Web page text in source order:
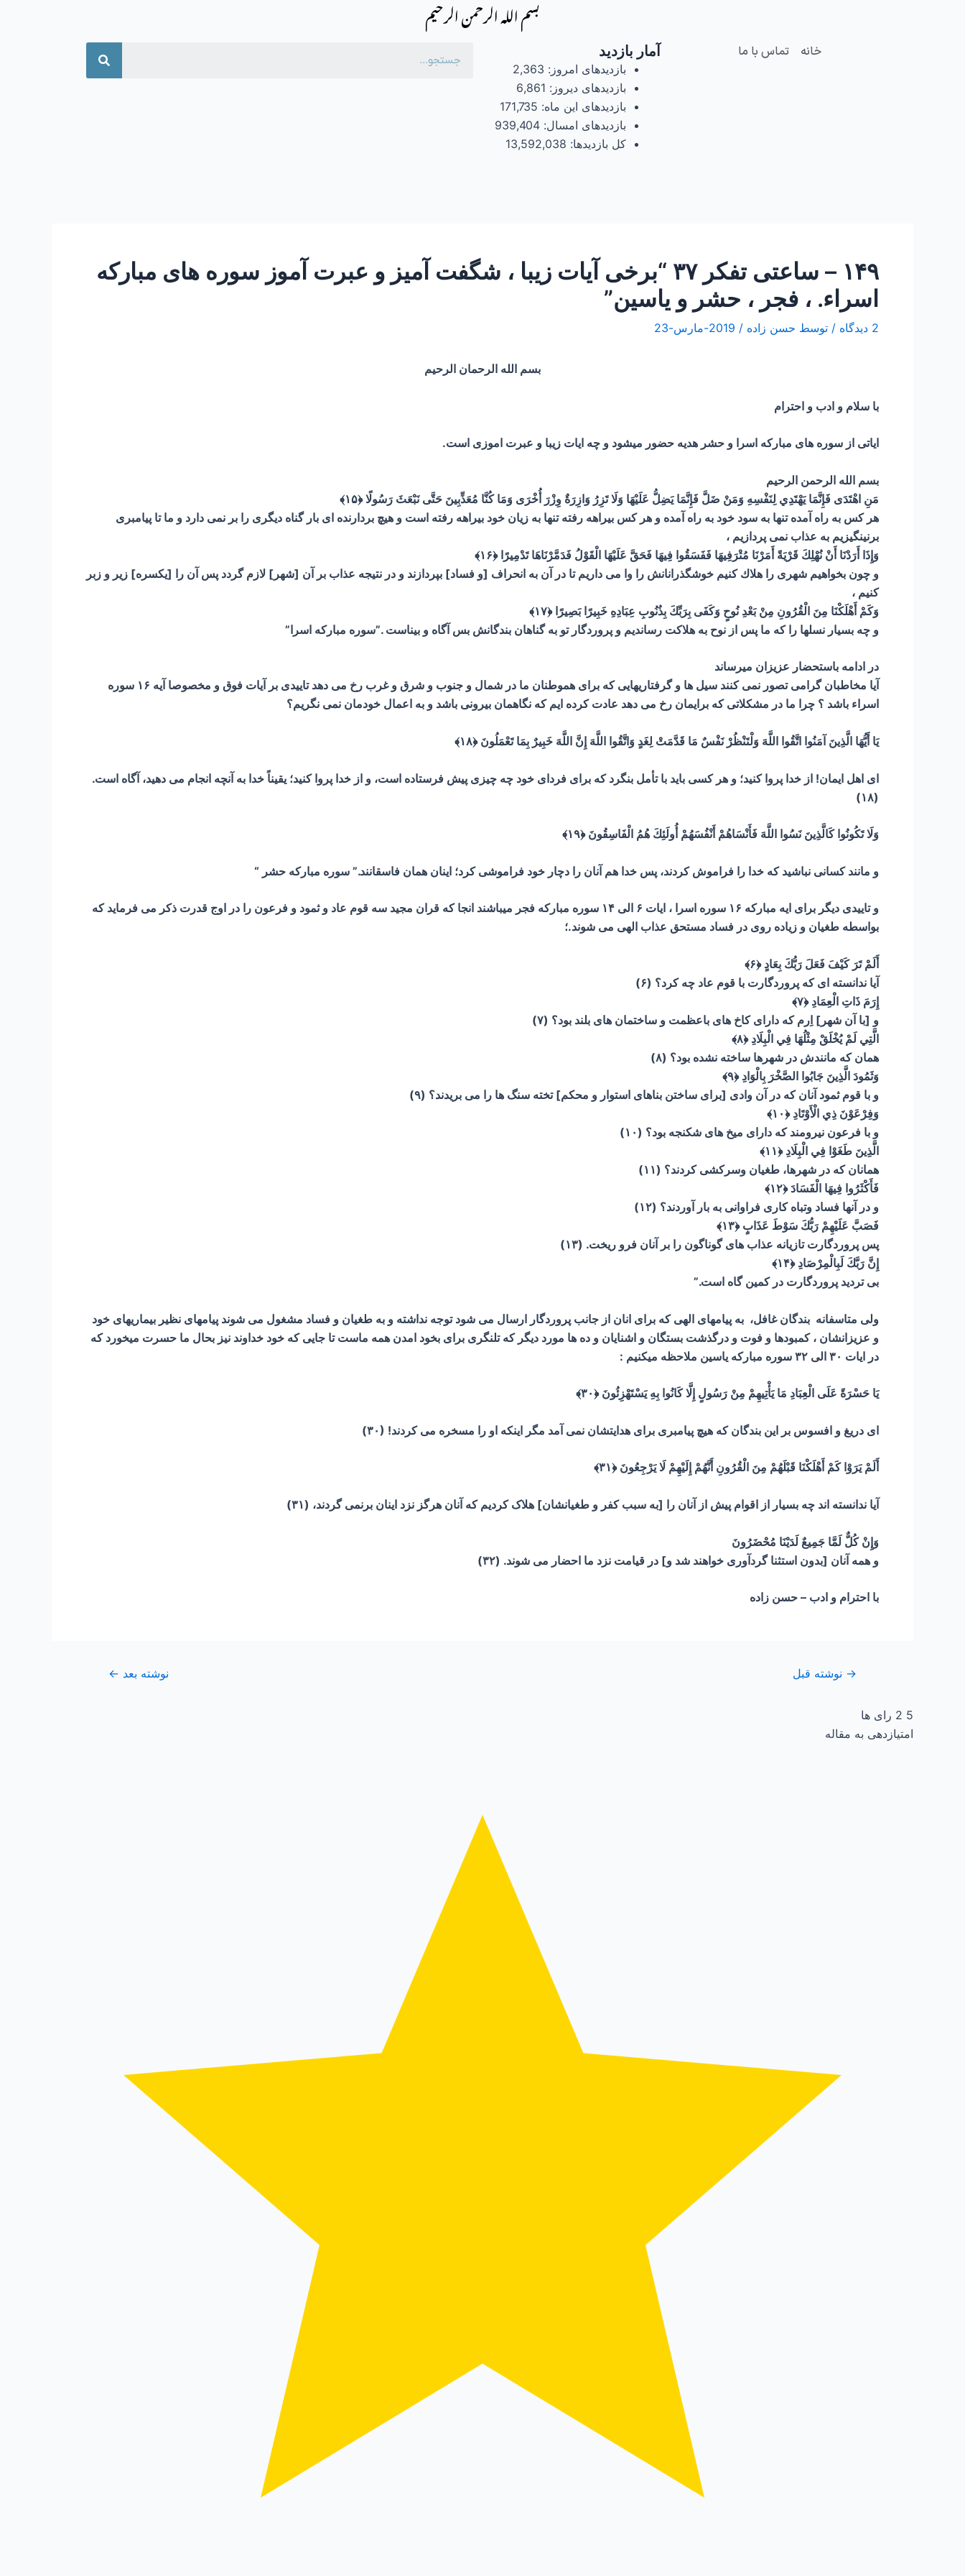
بسم الله الرحمن الرحیم
خانه تماس با ما آمار بازدید
بازدیدهای امروز: 2,363
بازدیدهای دیروز: 6,861
بازدیدهای این ماه: 171,735
بازدیدهای امسال:939,404
کل بازدیدها: 13,592,038
جستجو
۱۴۹ – ساعتی تفکر ۳۷ “برخی آیات زیبا ، شگفت آمیز و عبرت آموز سوره های مبارکه
اسراء. ، فجر ، حشر و یاسین”
2 دیدگاه / توسط حسن زاده / 2019-مارس-23
بسم الله الرحمان الرحیم
با سلام و ادب و احترام
ایاتی از سوره های مبارکه اسرا و حشر هدیه حضور میشود و چه ایات زیبا و عبرت اموزی است.
بسم الله الرحمن الرحیم
مَنِ اهْتَدَى فَإِنَّمَا يَهْتَدِي لِنَفْسِهِ وَمَنْ ضَلَّ فَإِنَّمَا يَضِلُّ عَلَيْهَا وَلَا تَزِرُ وَازِرَةٌ وِزْرَ أُخْرَى وَمَا كُنَّا مُعَذِّبِينَ حَتَّى نَبْعَثَ رَسُولًا ﴿۱۵﴾
هر كس به راه آمده تنها به سود خود به راه آمده و هر كس بيراهه رفته تنها به زيان خود بيراهه رفته است و هيچ بردارنده‏ اى بار گناه ديگرى را بر نمى دارد و ما تا پيامبرى
برنينگيزيم به عذاب نمى ‏پردازيم ،
وَإِذَا أَرَدْنَا أَنْ نُهْلِكَ قَرْيَةً أَمَرْنَا مُتْرَفِيهَا فَفَسَقُوا فِيهَا فَحَقَّ عَلَيْهَا الْقَوْلُ فَدَمَّرْنَاهَا تَدْمِيرًا ﴿۱۶﴾
و چون بخواهيم شهرى را هلاك كنيم خوشگذرانانش را وا مى داريم تا در آن به انحراف [و فساد] بپردازند و در نتيجه عذاب بر آن [شهر] لازم گردد پس آن را [يكسره] زير و زبر
كنيم ،
وَكَمْ أَهْلَكْنَا مِنَ الْقُرُونِ مِنْ بَعْدِ نُوحٍ وَكَفَى بِرَبِّكَ بِذُنُوبِ عِبَادِهِ خَبِيرًا بَصِيرًا ﴿۱۷﴾
و چه بسيار نسلها را كه ما پس از نوح به هلاكت رسانديم و پروردگار تو به گناهان بندگانش بس آگاه و بيناست .”سوره مبارکه اسرا”
در ادامه باستحضار عزیزان میرساند
آیا مخاطبان گرامی تصور نمی کنند سیل ها و گرفتاریهایی که برای هموطنان ما در شمال و جنوب و شرق و غرب رخ می دهد تاییدی بر آیات فوق و مخصوصا آیه ۱۶ سوره
اسراء باشد ؟ چرا ما در مشکلاتی که برایمان رخ می دهد عادت کرده ایم که نگاهمان بیرونی باشد و به اعمال خودمان نمی نگریم؟
يَا أَيُّهَا الَّذِينَ آمَنُوا اتَّقُوا اللَّهَ وَلْتَنْظُرْ نَفْسٌ مَا قَدَّمَتْ لِغَدٍ وَاتَّقُوا اللَّهَ إِنَّ اللَّهَ خَبِيرٌ بِمَا تَعْمَلُونَ ﴿۱۸﴾
ای اهل ایمان! از خدا پروا کنید؛ و هر کسی باید با تأمل بنگرد که برای فردای خود چه چیزی پیش فرستاده است، و از خدا پروا کنید؛ یقیناً خدا به آنچه انجام می دهید، آگاه است.
(۱۸)
وَلَا تَكُونُوا كَالَّذِينَ نَسُوا اللَّهَ فَأَنْسَاهُمْ أَنْفُسَهُمْ أُولَئِكَ هُمُ الْفَاسِقُونَ ﴿۱۹﴾
و مانند کسانی نباشید که خدا را فراموش کردند، پس خدا هم آنان را دچار خود فراموشی کرد؛ اینان همان فاسقانند.” سوره مبارکه حشر “
و تاییدی دیگر برای ایه مبارکه ۱۶ سوره اسرا ، ایات ۶ الی ۱۴ سوره مبارکه فجر میباشند انجا که قران مجید سه قوم عاد و ثمود و فرعون را در اوج قدرت ذکر می فرماید که
بواسطه طغیان و زیاده روی در فساد مستحق عذاب الهی می شوند.؛
أَلَمْ تَرَ كَيْفَ فَعَلَ رَبُّكَ بِعَادٍ﴿۶﴾
آیا ندانسته ای که پروردگارت با قوم عاد چه کرد؟ (۶)
إِرَمَ ذَاتِ الْعِمَادِ﴿۷﴾
و [با آن شهر] اِرم که دارای کاخ های باعظمت و ساختمان های بلند بود؟ (۷)
الَّتِي لَمْ يُخْلَقْ مِثْلُهَا فِي الْبِلَادِ﴿۸﴾
همان که مانندش در شهرها ساخته نشده بود؟ (۸)
وَثَمُودَ الَّذِينَ جَابُوا الصَّخْرَ بِالْوَادِ﴿۹﴾
و با قوم ثمود آنان که در آن وادی [برای ساختن بناهای استوار و محکم] تخته سنگ ها را می بریدند؟ (۹)
وَفِرْعَوْنَ ذِي الْأَوْتَادِ﴿۱۰﴾
و با فرعون نیرومند که دارای میخ های شکنجه بود؟ (۱۰)
الَّذِينَ طَغَوْا فِي الْبِلَادِ﴿۱۱﴾
همانان که در شهرها، طغیان وسرکشی کردند؟ (۱۱)
فَأَكْثَرُوا فِيهَا الْفَسَادَ﴿۱۲﴾
و در آنها فساد وتباه کاری فراوانی به بار آوردند؟ (۱۲)
فَصَبَّ عَلَيْهِمْ رَبُّكَ سَوْطَ عَذَابٍ﴿۱۳﴾
پس پروردگارت تازیانه عذاب های گوناگون را بر آنان فرو ریخت. (۱۳)
إِنَّ رَبَّكَ لَبِالْمِرْصَادِ﴿۱۴﴾
بی تردید پروردگارت در کمین گاه است.”
ولی متاسفانه بندگان غافل، به پیامهای الهی که برای انان از جانب پروردگار ارسال می شود توجه نداشته و به طغیان و فساد مشغول می شوند پیامهای نظیر بیماریهای خود
و عزیزانشان ، کمبودها و فوت و درگذشت بستگان و اشنایان و ده ها مورد دیگر که تلنگری برای بخود امدن همه ماست تا جایی که خود خداوند نیز بحال ما حسرت میخورد که
در ایات ۳۰ الی ۳۲ سوره مبارکه یاسین ملاحظه میکنیم :
يَا حَسْرَةً عَلَى الْعِبَادِ مَا يَأْتِيهِمْ مِنْ رَسُولٍ إِلَّا كَانُوا بِهِ يَسْتَهْزِئُونَ ﴿۳۰﴾
ای دریغ و افسوس بر این بندگان که هیچ پیامبری برای هدایتشان نمی آمد مگر اینکه او را مسخره می کردند! (۳۰)
أَلَمْ يَرَوْا كَمْ أَهْلَكْنَا قَبْلَهُمْ مِنَ الْقُرُونِ أَنَّهُمْ إِلَيْهِمْ لَا يَرْجِعُونَ ﴿۳۱﴾
آیا ندانسته اند چه بسیار از اقوام پیش از آنان را [به سبب کفر و طغیانشان] هلاک کردیم که آنان هرگز نزد اینان برنمی گردند، (۳۱)
وَإِنْ كُلٌّ لَمَّا جَمِيعٌ لَدَيْنَا مُحْضَرُونَ
و همه آنان [بدون استثنا گردآوری خواهند شد و] در قیامت نزد ما احضار می شوند. (۳۲)
با احترام و ادب – حسن زاده
→ نوشته قبل نوشته بعد ←
5
2 رای ها
امتیازدهی به مقاله